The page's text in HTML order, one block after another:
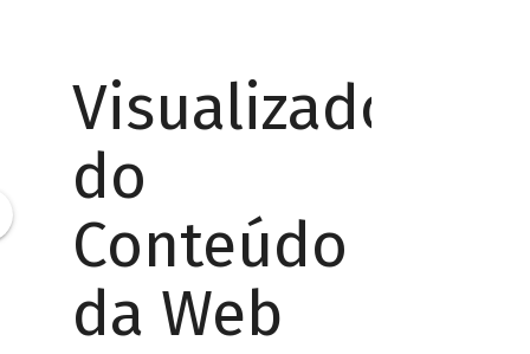
Visualizador
do
Conteúdo
da Web